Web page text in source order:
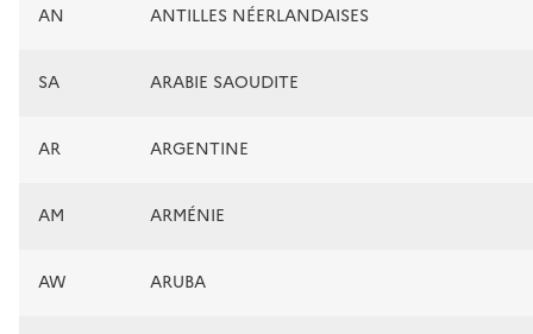
AN ANTILLES NÉERLANDAISES
SA ARABIE SAOUDITE
AR ARGENTINE
AM ARMÉNIE
AW ARUBA